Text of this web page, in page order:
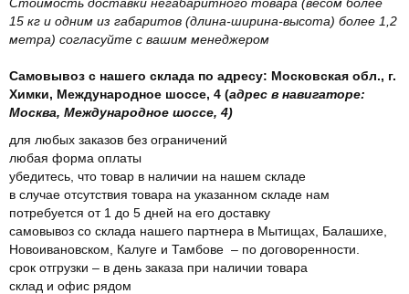
15 кг и одним из габаритов (длина-ширина-высота) более 1,2
метра) согласуйте с вашим менеджером
Самовывоз с нашего склада по адресу: Московская обл., г.
Химки, Международное шоссе, 4 (адрес в навигаторе:
Москва, Международное шоссе, 4)
для любых заказов без ограничений
любая форма оплаты
убедитесь, что товар в наличии на нашем складе
в случае отсутствия товара на указанном складе нам
потребуется от 1 до 5 дней на его доставку
самовывоз со склада нашего партнера в Мытищах, Балашихе,
Новоивановском, Калуге и Тамбове – по договоренности.
срок отгрузки – в день заказа при наличии товара
склад и офис рядом